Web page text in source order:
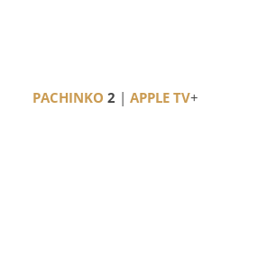
PACHINKO 2 | APPLE TV+